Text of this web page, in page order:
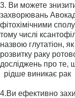
3. Ви можете
захворювань
фітохімічними
тому числі
назвою глутатіон,
розвитку раку
досліджень про те,
рідше виникає рак
4.Ви ефективно